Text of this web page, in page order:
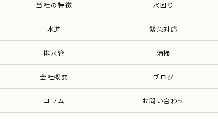
当社の特徴 水回り
水道 緊急対応
排水管 清掃
会社概要 ブログ
コラム お問い合わせ